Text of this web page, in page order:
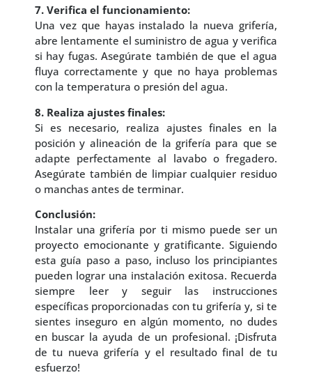
7. Verifica el funcionamiento:
Una vez que hayas instalado la nueva grifería,
abre lentamente el suministro de agua y verifica
si hay fugas. Asegúrate también de que el agua
fluya correctamente y que no haya problemas
con la temperatura o presión del agua.
8. Realiza ajustes finales:
Si es necesario, realiza ajustes finales en la
posición y alineación de la grifería para que se
adapte perfectamente al lavabo o fregadero.
Asegúrate también de limpiar cualquier residuo
o manchas antes de terminar.
Conclusión:
Instalar una grifería por ti mismo puede ser un
proyecto emocionante y gratificante. Siguiendo
esta guía paso a paso, incluso los principiantes
pueden lograr una instalación exitosa. Recuerda
siempre leer y seguir las instrucciones
específicas proporcionadas con tu grifería y, si te
sientes inseguro en algún momento, no dudes
en buscar la ayuda de un profesional. ¡Disfruta
de tu nueva grifería y el resultado final de tu
esfuerzo!